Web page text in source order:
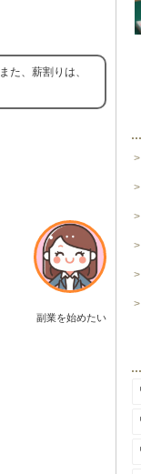
た、薪割りは、
副業を始めたい